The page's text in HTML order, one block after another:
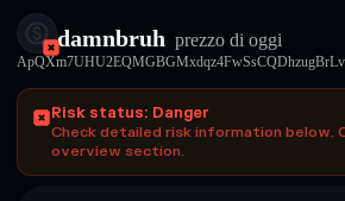
damnbruh prezzo di oggi
Risk status: Danger
Check detailed risk information below.
overview section.